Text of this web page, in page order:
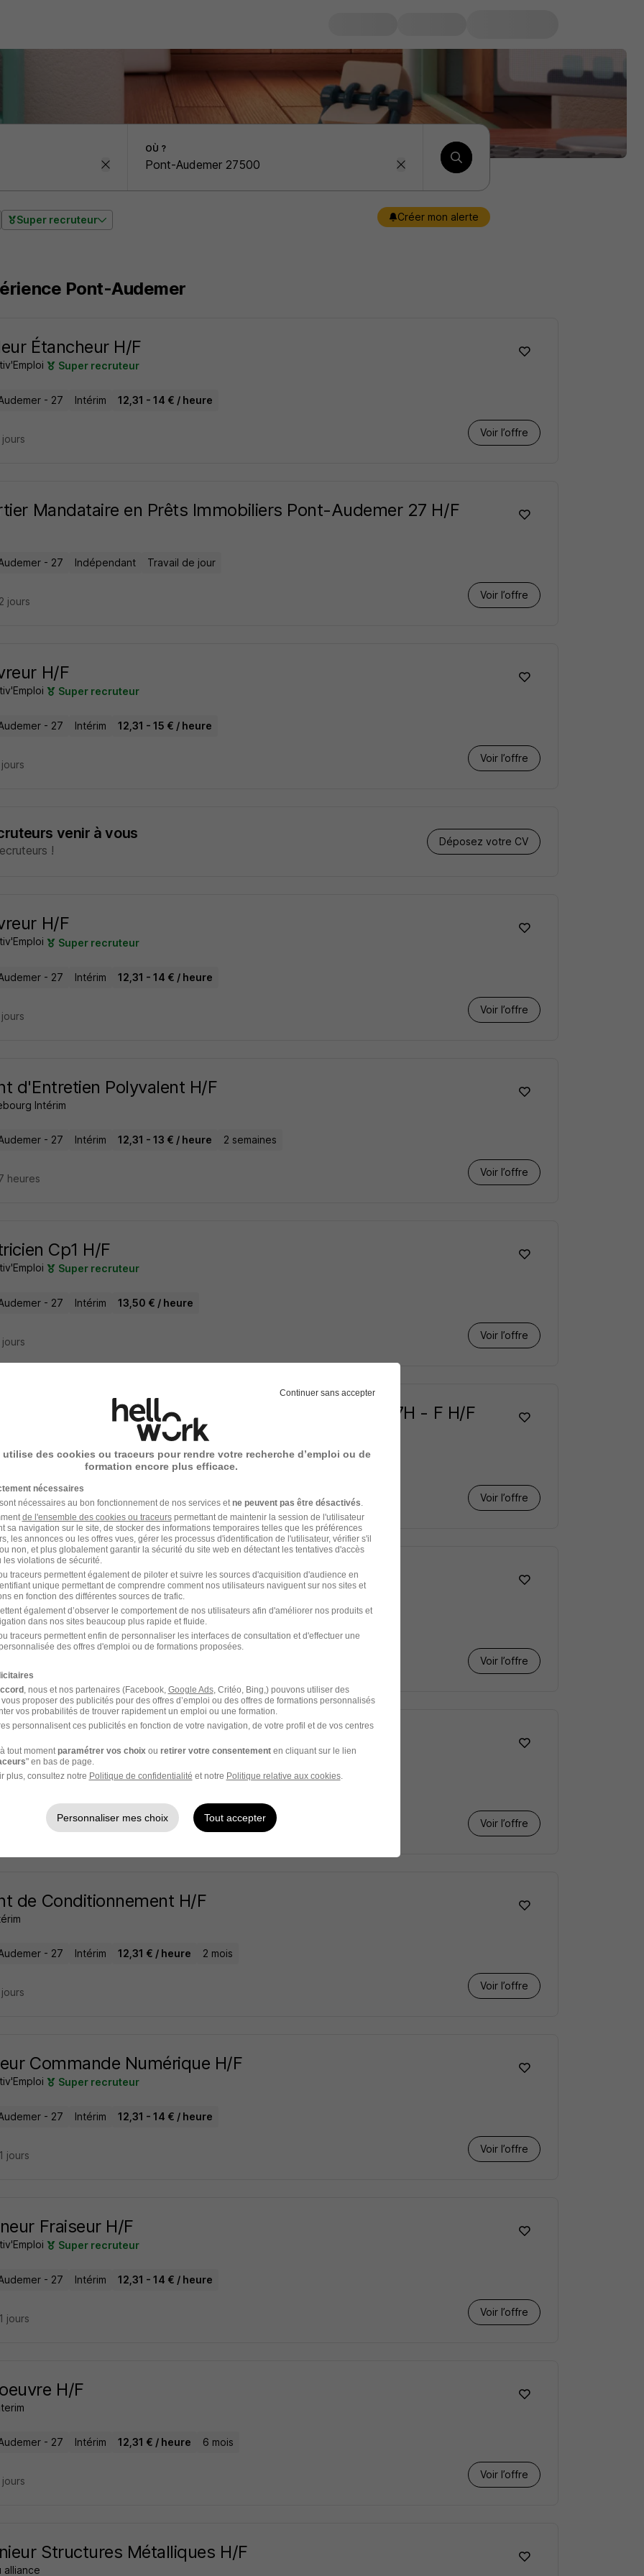
OÙ ?
Super recruteur Créer mon alerte
Pont-Audemer
Étancheur H/F
Super recruteur
- 27 Intérim 12,31 - 14 € / heure
Voir l’offre
Mandataire en Prêts Immobiliers Pont-Audemer 27 H/F
- 27 Indépendant Travail de jour
Voir l’offre
jours
H/F
Super recruteur
- 27 Intérim 12,31 - 15 € / heure
Voir l’offre
venir à vous
!
Déposez votre CV
H/F
Super recruteur
- 27 Intérim 12,31 - 14 € / heure
Voir l’offre
d'Entretien Polyvalent H/F
Intérim
- 27 Intérim 12,31 - 13 € / heure 2 semaines
Voir l’offre
heures
Cp1 H/F
Super recruteur
- 27 Intérim 13,50 € / heure
Voir l’offre
- Agent de Sécurité Site Industriel Pont-Audemer 27H - F H/F
CDI 1 900 - 2 000 € / mois
Voir l’offre
Cour des Matériaux H/F
Super recruteur
- 27 CDI 12,31 - 15 € / heure
Voir l’offre
de Vie H/F
Voir l’offre
de Conditionnement H/F
- 27 Intérim 12,31 € / heure 2 mois
Voir l’offre
Commande Numérique H/F
Super recruteur
- 27 Intérim 12,31 - 14 € / heure
Voir l’offre
jours
Fraiseur H/F
Super recruteur
- 27 Intérim 12,31 - 14 € / heure
Voir l’offre
jours
H/F
- 27 Intérim 12,31 € / heure 6 mois
Voir l’offre
Structures Métalliques H/F
alliance
Continuer sans accepter
utilise des cookies ou traceurs pour rendre votre recherche d’emploi ou de
formation encore plus efficace.
nécessaires
nécessaires au bon fonctionnement de nos services et ne peuvent pas être désactivés
de l'ensemble des cookies ou traceurspermettant de maintenir la session de l'utilisateur
sa navigation sur le site, de stocker des informations temporaires telles que les préférences
les annonces ou les offres vues, gérer les processus d'identification de l'utilisateur, vérifier s'il
non, et plus globalement garantir la sécurité du site web en détectant les tentatives d'accès
violations de sécurité.
traceurs permettent également de piloter et suivre les sources d'acquisition d'audience en
unique permettant de comprendre comment nos utilisateurs naviguent sur nos sites et
en fonction des différentes sources de trafic.
également d’observer le comportement de nos utilisateurs afin d'améliorer nos produits et
dans nos sites beaucoup plus rapide et fluide.
traceurs permettent enfin de personnaliser les interfaces de consultation et d'effectuer une
des offres d'emploi ou de formations proposées.
, nous et nos partenaires (Facebook, Google Ads, Critéo, Bing,) pouvons utiliser des
proposer des publicités pour des offres d’emploi ou des offres de formations personnalisés
vos probabilités de trouver rapidement un emploi ou une formation.
personnalisent ces publicités en fonction de votre navigation, de votre profil et de vos centres
tout moment paramétrer vos choix ou retirer votre consentementen cliquant sur le lien
" en bas de page.
plus, consultez notre Politique de confidentialité et notre Politique relative aux cookies.
Personnaliser mes choix Tout accepter